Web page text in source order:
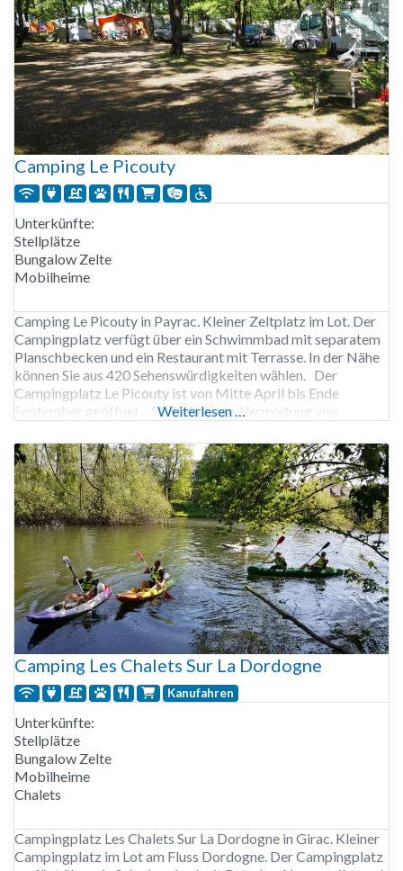
Camping Le Picouty
Unterkünfte:
Stellplätze
Bungalow Zelte
Mobilheime
Camping Le Picouty in Payrac. Kleiner Zeltplatz im Lot. Der
Campingplatz verfügt über ein Schwimmbad mit separatem
Planschbecken und ein Restaurant mit Terrasse. In der Nähe
können Sie aus 420 Sehenswürdigkeiten wählen. Der
Campingplatz Le Picouty ist von Mitte April bis Ende
September geöffnet. 55 Stellplätze, Vermietung von
Weiterlesen …
Camping Les Chalets Sur La Dordogne
Kanufahren
Unterkünfte:
Stellplätze
Bungalow Zelte
Mobilheime
Chalets
Campingplatz Les Chalets Sur La Dordogne in Girac. Kleiner
Campingplatz im Lot am Fluss Dordogne. Der Campingplatz